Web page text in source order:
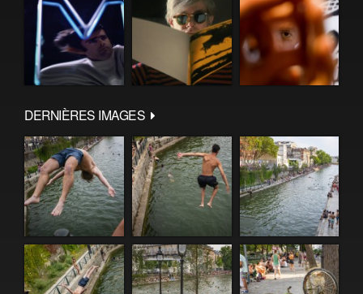
DERNIÈRES IMAGES